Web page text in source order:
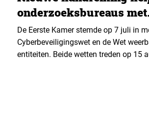
onderzoeksbureaus met
Cyberbeveiligingswet
De Eerste Kamer stemde op 7 juli in
Cyberbeveiligingswet en de Wet
entiteiten. Beide wetten treden op 15